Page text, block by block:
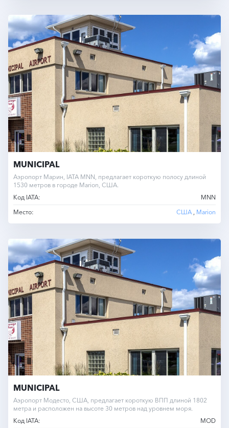
MUNICIPAL
Аэропорт Марин, IATA MNN, предлагает короткую полосу длиной
1530 метров в городе Marion, США.
Код IATA:
MNN
Место:
США Marion
MUNICIPAL
Аэропорт Модесто, США, предлагает короткую ВПП длиной 1802
метра и расположен на высоте 30 метров над уровнем моря.
Код IATA:
MOD